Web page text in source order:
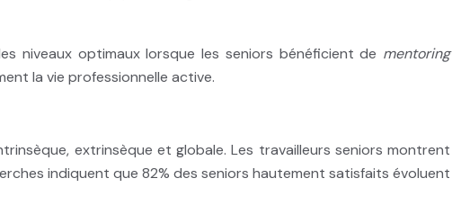
niveaux optimaux lorsque les seniors bénéficient de mentoring
la vie professionnelle active.
extrinsèque et globale. Les travailleurs seniors montrent
indiquent que 82% des seniors hautement satisfaits évoluent